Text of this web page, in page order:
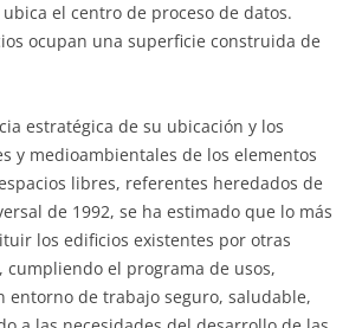
el centro de proceso de datos.
ocupan una superficie construida de
estratégica de su ubicación y los
y medioambientales de los elementos
libres, referentes heredados de
de 1992, se ha estimado que lo más
los edificios existentes por otras
cumpliendo el programa de usos,
entorno de trabajo seguro, saludable,